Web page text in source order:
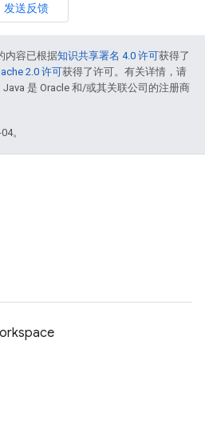
发送反馈
内容已根据知识共享署名 4.0 许可获得了
2.0 许可获得了许可。有关详情，请
Java 是 Oracle 和/或其关联公司的注册商
。